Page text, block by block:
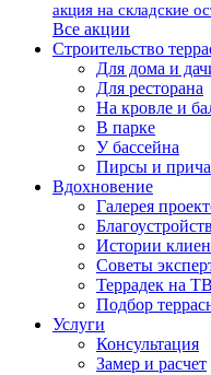
акция на складские
Все акции
Строительство
Для дома и
Для ресторана
На кровле и
В парке
У бассейна
Пирсы и
Вдохновение
Галерея
Истории
Советы
Террадек на ТВ
Подбор
Услуги
Консультация
Замер и расчет